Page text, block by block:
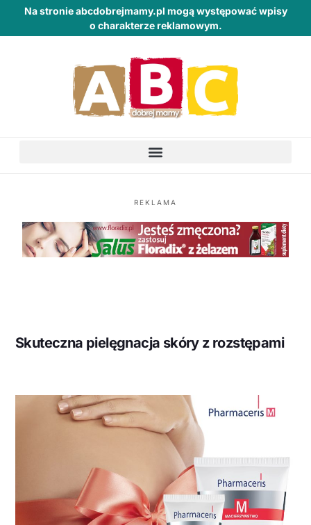
Na stronie abcdobrejmamy.pl mogą występować wpisy
o charakterze reklamowym.
REKLAMA
Skuteczna pielęgnacja skóry z rozstępami